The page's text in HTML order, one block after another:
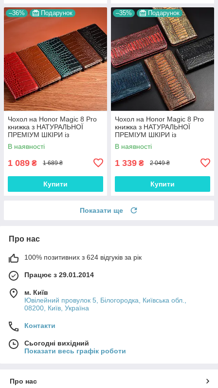
–36% Подарунок
Чохол на Honor Magic 8 Pro
книжка з НАТУРАЛЬНОЇ
ПРЕМІУМ ШКІРИ із
підставкою протиударний
магнітний "CROCODILE"
В наявності
1 089 ₴ 1 689 ₴
Купити
–35% Подарунок
Чохол на Honor Magic 8 Pro
книжка з НАТУРАЛЬНОЇ
ПРЕМІУМ ШКІРИ із
підставкою протиударний
магнітний "REPTILE"
В наявності
1 339 ₴ 2 049 ₴
Купити
Показати ще
Про нас
100% позитивних з 624 відгуків за рік
Працює з 29.01.2014
м. Київ
Ювілейний провулок 5, Білогородка, Київська обл.,
08200, Київ, Україна
Контакти
Сьогодні вихідний
Показати весь графік роботи
Про нас